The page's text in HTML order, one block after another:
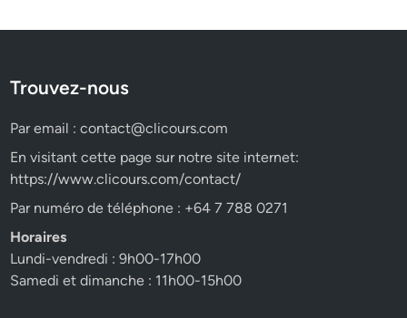
Trouvez-nous
Par email :contact@clicours.com
En visitant cette page sur notre site internet:
https://www.clicours.com/contact/
Par numéro de téléphone : +64 7 788 0271
Horaires
Lundi-vendredi : 9h00-17h00
Samedi et dimanche : 11h00-15h00